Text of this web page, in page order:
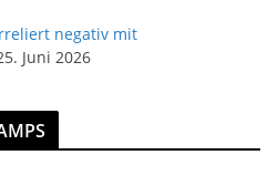
negativ mit
Juni 2026